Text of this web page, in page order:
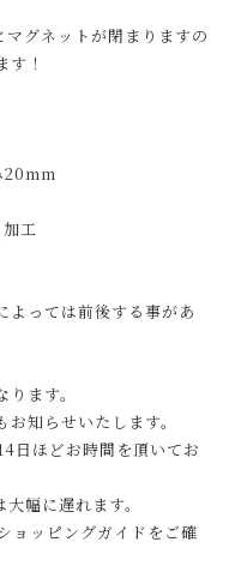
グネットが閉まりますの
！
20mm
工
っては前後する事があ
ます。
知らせいたします。
日ほどお時間を頂いてお
幅に遅れます。
ョッピングガイドをご確